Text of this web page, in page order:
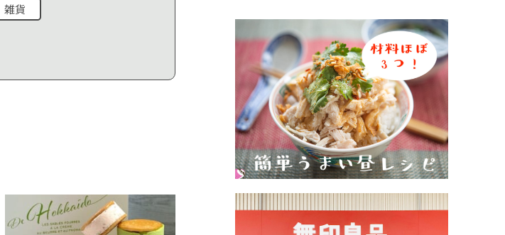
雑貨